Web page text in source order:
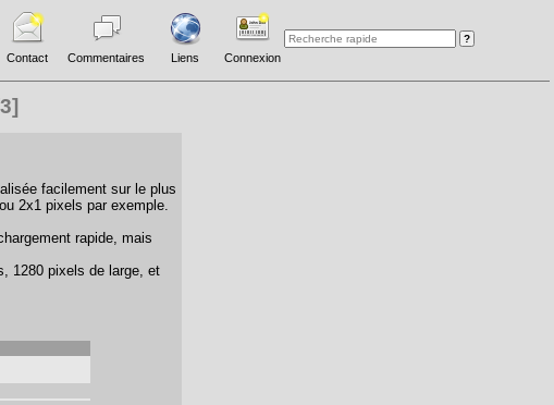
Contact Commentaires Liens Connexion
facilement sur le plus
2x1 pixels par exemple.
rapide, mais
1280 pixels de large, et